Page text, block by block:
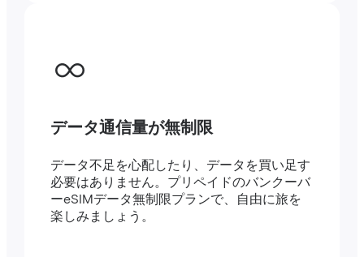
データ通信量が無制限
データ不足を心配したり、データを買い足す
必要はありません。プリペイドのバンクーバ
ーeSIMデータ無制限プランで、自由に旅を
楽しみましょう。